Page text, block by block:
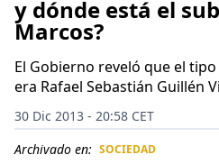
y dónde está el
Marcos?
El Gobierno reveló que el
era Rafael Sebastián Guillén
30 Dic 2013 - 20:58 CET
Archivado en: SOCIEDAD